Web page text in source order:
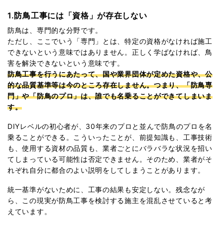
1.防鳥工事には「資格」が存在しない
防鳥は、専門的な分野です。
ただし、ここでいう「専門」とは、特定の資格がなければ施工
できないという意味ではありません。正しく学ばなければ、鳥
害を解決できないという意味です。
防鳥工事を行うにあたって、国や業界団体が定めた資格や、公
的な品質基準等は今のところ存在しません。つまり、「防鳥専
門」や「防鳥のプロ」は、誰でも名乗ることができてしまいま
す。
DIYレベルの初心者が、30年来のプロと並んで防鳥のプロを名
乗ることができる。こういったことが、前提知識も、工事技術
も、使用する資材の品質も、業者ごとにバラバラな状況を招い
てしまっている可能性は否定できません。そのため、業者がそ
れぞれ自分に都合のよい説明をしてしまうことがあります。
統一基準がないために、工事の結果も安定しない。残念なが
ら、この現実が防鳥工事を検討する施主を混乱させていると考
えています。